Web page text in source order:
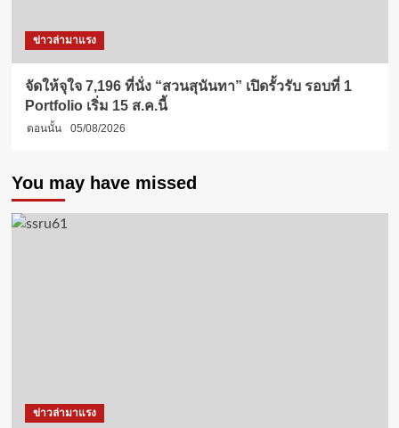
ข่าวล่ามาแรง
จัดให้จุใจ 7,196 ที่นั่ง “สวนสุนันทา” เปิดรั้วรับ รอบที่ 1
Portfolio เริ่ม 15 ส.ค.นี้
ตอนนั้น 05/08/2026
You may have missed
ข่าวล่ามาแรง